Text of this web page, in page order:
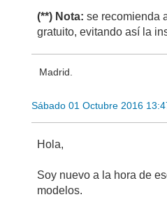
(**) Nota: se recomienda
gratuito, evitando así la
Madrid.
Sábado 01 Octubre 2016
Hola,
Soy nuevo a la hora de
modelos.